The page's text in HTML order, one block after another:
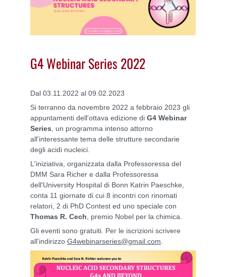
G4 Webinar Series 2022
Dal 03.11.2022 al 09.02.2023
Si terranno da novembre 2022 a febbraio 2023 gli
appuntamenti dell'ottava edizione di G4 Webinar
Series , un programma intenso attorno
all'interessante tema delle strutture secondarie
degli acidi nucleici.
L'iniziativa, organizzata dalla Professoressa del
DMM Sara Richer e dalla Professoressa
dell'University Hospital di Bonn Katrin Paeschke,
conta 11 giornate di cui 8 incontri con rinomati
relatori, 2 di PhD Contest ed uno speciale con
Thomas R. Cech , premio Nobel per la chimica.
Gli eventi sono gratuiti. Per le iscrizioni scrivere
all'indirizzo G4webinarseries@gmail.com